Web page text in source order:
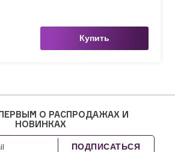
Купить
О РАСПРОДАЖАХ И
НОВИНКАХ
ПОДПИСАТЬСЯ